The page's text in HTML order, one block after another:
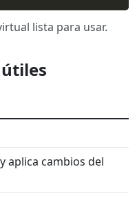
lista para usar.
aplica cambios del